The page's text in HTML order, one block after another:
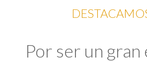
Por ser un gran